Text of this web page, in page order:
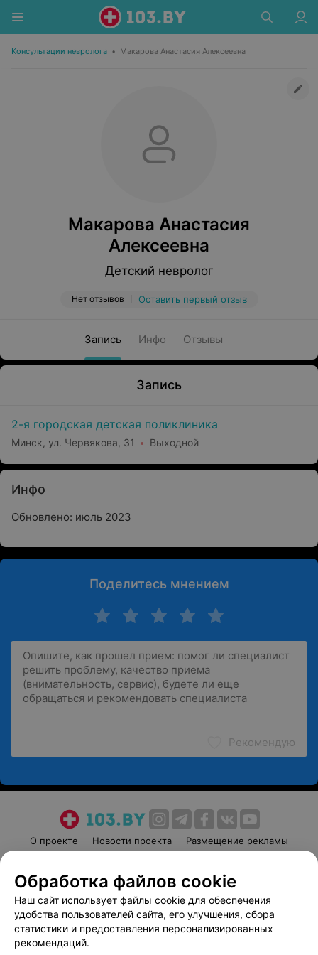
Консультации невролога • Макарова Анастасия Алексеевна
Макарова Анастасия
Алексеевна
Детский невролог
Нет отзывов Оставить первый отзыв
Запись Инфо Отзывы
Запись
2-я городская детская поликлиника
Минск, ул. Червякова, 31 Выходной
Инфо
Обновлено: июль 2023
Поделитесь мнением
Рекомендую
О проекте Новости проекта
Размещение рекламы
Пользовательское соглашение
Способы оплаты
Вакансии
Партнеры
Написать руководителю 103.by
Обработка файлов cookie
Наш сайт использует файлы cookie для обеспечения
удобства пользователей сайта, его улучшения, сбора
статистики и предоставления персонализированных
рекомендаций.